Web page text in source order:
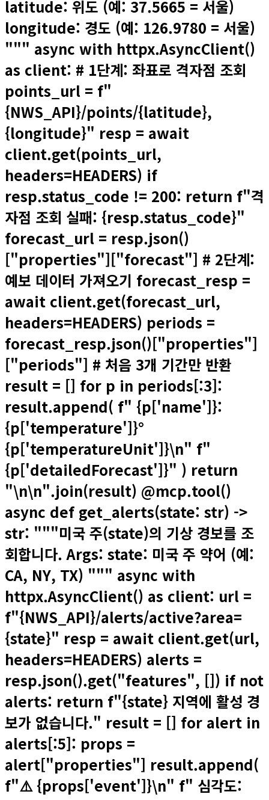
latitude: 위도 (예: 37.5665 = 서울)
longitude: 경도 (예: 126.9780 = 서울)
""" async with httpx.AsyncClient()
as client: # 1단계: 좌표로 격자점 조회
points_url = f"
{NWS_API}/points/{latitude},
{longitude}" resp = await
client.get(points_url,
headers=HEADERS) if
resp.status_code != 200: return f"격
자점 조회 실패: {resp.status_code}"
forecast_url = resp.json()
["properties"]["forecast"] # 2단계:
예보 데이터 가져오기 forecast_resp =
await client.get(forecast_url,
headers=HEADERS) periods =
forecast_resp.json()["properties"]
["periods"] # 처음 3개 기간만 반환
result = [] for p in periods[:3]:
result.append( f" {p['name']}:
{p['temperature']}°
{p['temperatureUnit']}\n" f"
{p['detailedForecast']}" ) return
"\n\n".join(result) @mcp.tool()
async def get_alerts(state: str) ->
str: """미국 주(state)의 기상 경보를 조
회합니다. Args: state: 미국 주 약어 (예:
CA, NY, TX) """ async with
httpx.AsyncClient() as client: url =
f"{NWS_API}/alerts/active?area=
{state}" resp = await client.get(url,
headers=HEADERS) alerts =
resp.json().get("features", []) if not
alerts: return f"{state} 지역에 활성 경
보가 없습니다." result = [] for alert in
alerts[:5]: props =
alert["properties"] result.append(
f"⚠️ {props['event']}\n" f" 심각도: